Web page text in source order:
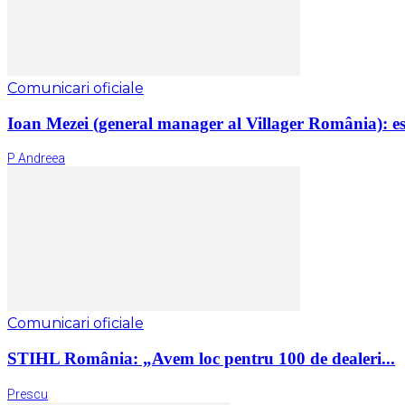
Comunicari oficiale
Ioan Mezei (general manager al Villager România):
P Andreea
Comunicari oficiale
STIHL România: „Avem loc pentru 100 de dealeri...
Prescu